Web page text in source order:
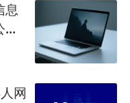
息
网